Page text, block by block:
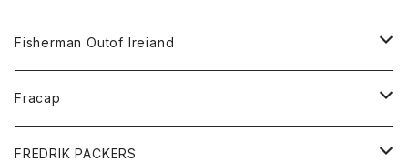
ジャケット
帽子
Fisherman Outof Ireiand
ニット
Fracap
グッズ
FREDRIK PACKERS